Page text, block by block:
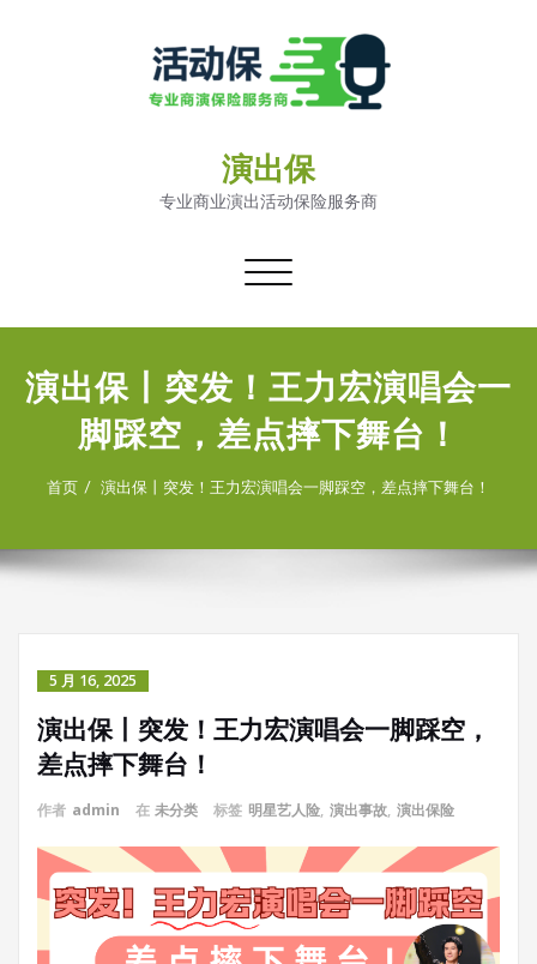
演出保
专业商业演出活动保险服务商
切
导
演出保丨突发！王力宏演唱会一
脚踩空，差点摔下舞台！
首页 演出保丨突发！王力宏演唱会一脚踩空，差点摔下舞台！
5 月 16, 2025
演出保丨突发！王力宏演唱会一脚踩空，
差点摔下舞台！
作者 admin 在 未分类 标签 明星艺人险, 演出事故, 演出保险